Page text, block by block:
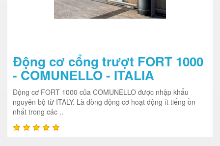
Động cơ cổng trượt FORT 1000
- COMUNELLO - ITALIA
Động cơ FORT 1000 của COMUNELLO được nhập khẩu
nguyên bộ từ ITALY. Là dòng động cơ hoạt động ít tiếng ồn
nhất trong các ..